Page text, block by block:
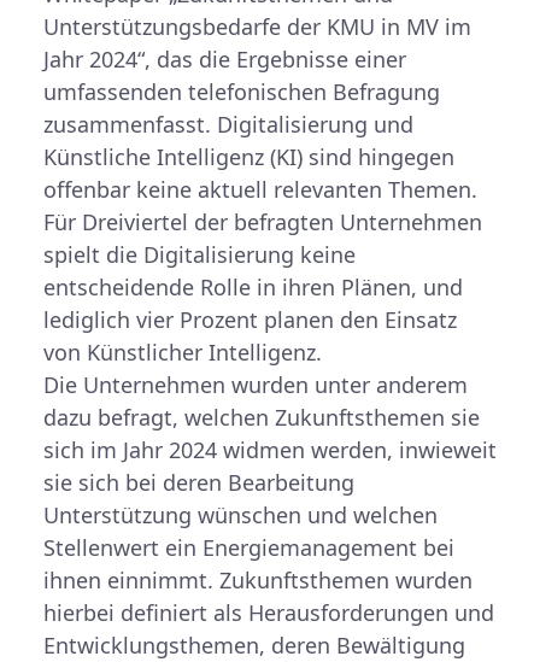
Unterstützungsbedarfe der KMU in MV im
Jahr 2024“, das die Ergebnisse einer
umfassenden telefonischen Befragung
zusammenfasst. Digitalisierung und
Künstliche Intelligenz (KI) sind hingegen
offenbar keine aktuell relevanten Themen.
Für Dreiviertel der befragten Unternehmen
spielt die Digitalisierung keine
entscheidende Rolle in ihren Plänen, und
lediglich vier Prozent planen den Einsatz
von Künstlicher Intelligenz.
Die Unternehmen wurden unter anderem
dazu befragt, welchen Zukunftsthemen sie
sich im Jahr 2024 widmen werden, inwieweit
sie sich bei deren Bearbeitung
Unterstützung wünschen und welchen
Stellenwert ein Energiemanagement bei
ihnen einnimmt. Zukunftsthemen wurden
hierbei definiert als Herausforderungen und
Entwicklungsthemen, deren Bewältigung